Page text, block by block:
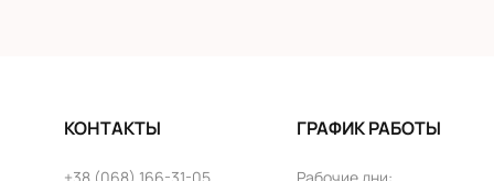
КОНТАКТЫ ГРАФИК РАБОТЫ